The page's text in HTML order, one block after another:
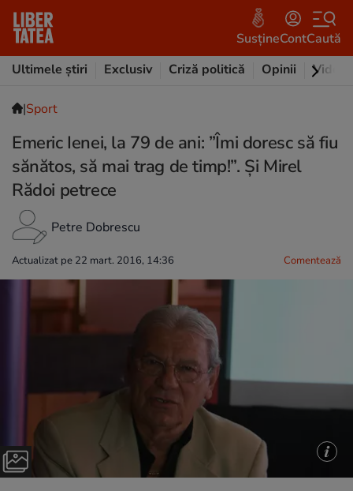
SusțineContCaută
Ultimele știri
Exclusiv Criză politică Opinii Video
|Sport
Emeric Ienei, la 79 de ani: ”Îmi doresc să fiu
sănătos, să mai trag de timp!”. Și Mirel
Rădoi petrece
Petre Dobrescu
Actualizat pe 22 mart. 2016, 14:36 Comentează